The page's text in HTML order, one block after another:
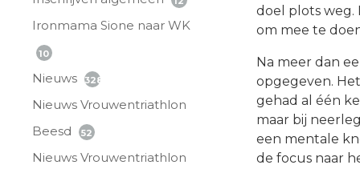
Ironmama Sione naar WK
10
Nieuws 328
Nieuws Vrouwentriathlon
Beesd
52
Nieuws Vrouwentriathlon
doel plots weg.
om mee te
Na meer dan
opgegeven.
gehad al één
maar bij
een mentale
de focus naar